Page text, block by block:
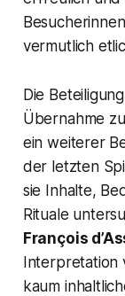
vermutlich
Die
Übernahme
ein weiterer
der letzten
sie Inhalte,
Rituale
François
Interpretation
kaum